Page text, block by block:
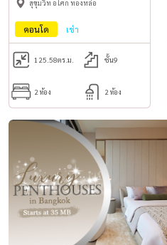
สุขุมวิท อโศก ทองหล่อ
คอนโด เช่า
125.58ตร.ม. ชั้น9
2 ห้อง 2 ห้อง